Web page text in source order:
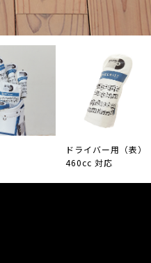
ドライバー用（表）
460cc 対応